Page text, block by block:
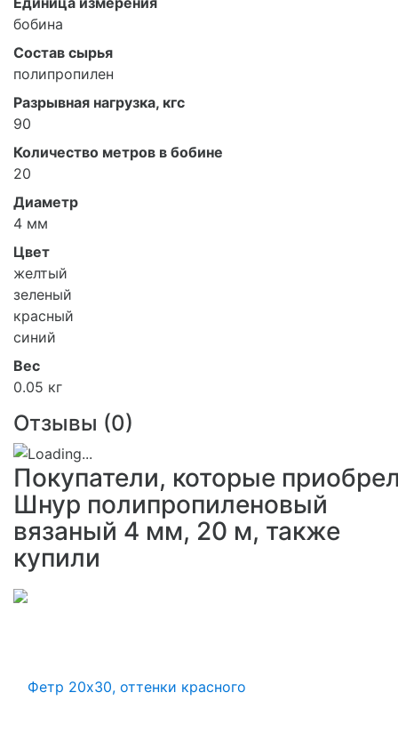
бобина
Состав сырья
полипропилен
Разрывная нагрузка, кгс
90
Количество метров в бобине
20
Диаметр
4 мм
Цвет
желтый
зеленый
красный
синий
Вес
0.05 кг
Отзывы (0)
Покупатели, которые
Шнур полипропиленовый
вязаный 4 мм, 20 м, также
купили